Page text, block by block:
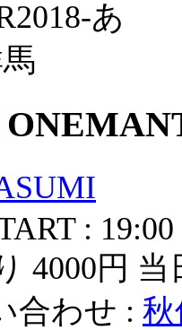
: 19:00
4000円 当
合わせ : 秋